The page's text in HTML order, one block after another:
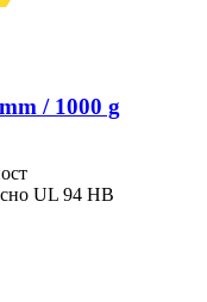
/ 1000 g
UL 94 HB